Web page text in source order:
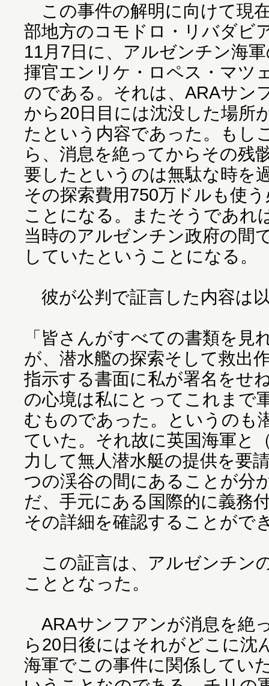
この事件の解明に向けて現
部地方のコモドロ・リバダビ
11月7日に、アルゼンチン海
揮官エンリケ・ロペス・マツ
のである。それは、ARAサン
から20日目には沈没した場所
たという内容であった。もし
ら、消息を絶ってからその残
要したというのは無駄な時を
その探索費用750万ドルも使
ことになる。またそうであれ
当時のアルゼンチン政府の間
していたということになる。
彼が公判で証言した内容は
「皆さんがすべての書類を見
が、潜水艦の探索そして救出
指示する書面に私が署名をせ
の心境は私にとってこれまで
むものであった。というのも
ていた。それ故に英国海軍と
力して無人潜水艇の提供を要
つの渓谷の間にあることが分
だ、手元にある国際的に義務
その詳細を確認することがで
この証言は、アルゼンチン
こととなった。
ARAサンフアンが消息を絶
ら20日後にはそれがどこに沈
海軍でこの事件に関係してい